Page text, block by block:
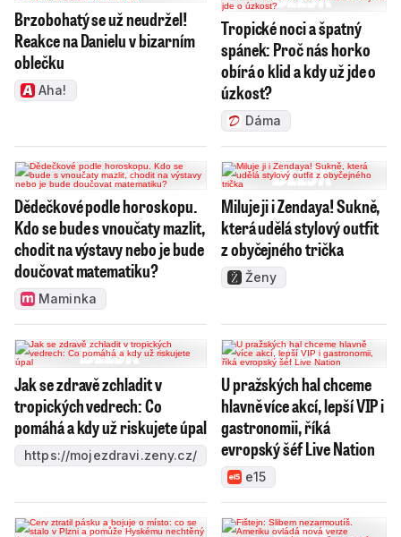
Brzobohatý se už neudržel!
Reakce na Danielu v bizarním
oblečku
Aha!
Tropické noci a špatný
spánek: Proč nás horko
obírá o klid a kdy už jde o
úzkost?
Dáma
Dědečkové podle horoskopu.
Kdo se bude s vnoučaty mazlit,
chodit na výstavy nebo je bude
doučovat matematiku?
Maminka
Miluje ji i Zendaya! Sukně,
která udělá stylový outfit
z obyčejného trička
Ženy
Jak se zdravě zchladit v
tropických vedrech: Co
pomáhá a kdy už riskujete úpal
https://mojezdravi.zeny.cz/
U pražských hal chceme
hlavně více akcí, lepší VIP i
gastronomii, říká
evropský šéf Live Nation
e15